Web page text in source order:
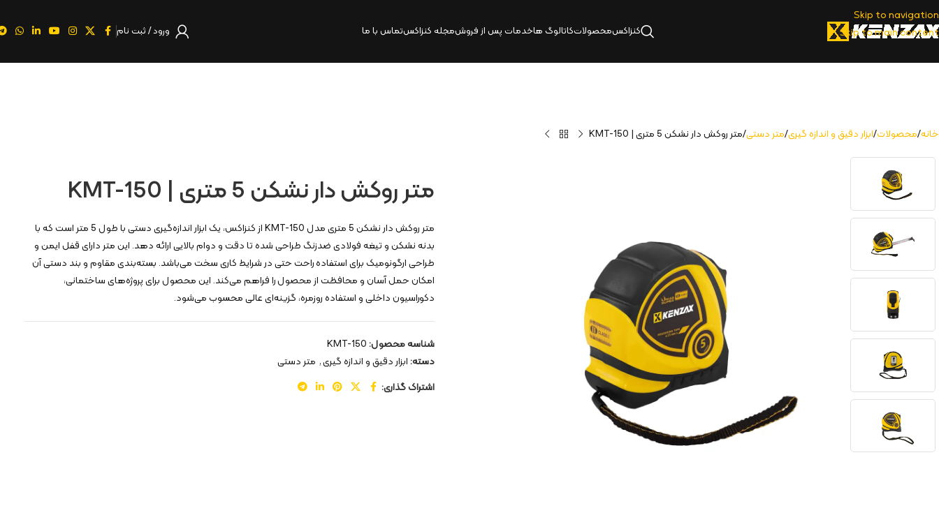
Skip to navigation
Skip to main content
کنزاکسمحصولاتکاتالوگ‌ هاخدمات پس از فروشمجله کنزاکستماس با ما ورود / ثبت نام
خانه محصولات ابزار دقیق و اندازه گیری متر دستی متر روکش دار نشکن 5 متری | KMT-150
متر روکش دار نشکن 5 متری | KMT-150
متر روکش دار نشکن 5 متری مدل KMT-150 از کنزاکس، یک ابزار اندازه‌گیری دستی با طول 5 متر است که با
بدنه نشکن و تیغه فولادی ضدزنگ طراحی شده تا دقت و دوام بالایی ارائه دهد. این متر دارای قفل ایمن و
طراحی ارگونومیک برای استفاده راحت حتی در شرایط کاری سخت می‌باشد. بسته‌بندی مقاوم و بند دستی آن
امکان حمل آسان و محافظت از محصول را فراهم می‌کند. این محصول برای پروژه‌های ساختمانی،
دکوراسیون داخلی و استفاده روزمره، گزینه‌ای عالی محسوب می‌شود.
شناسه محصول:KMT-150
دسته:ابزار دقیق و اندازه گیری, متر دستی
اشتراک گذاری: